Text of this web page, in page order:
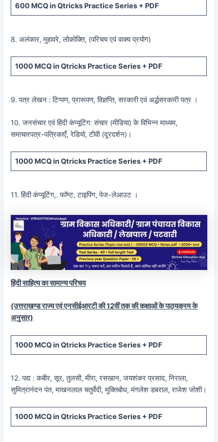
600 MCQ in Qtricks Practice Series + PDF
8. अलंकार, मुहावरे, लोकोक्ति, (परिचय एवं वाक्य प्रयोग)
1000 MCQin Qtricks Practice Series + PDF
9. पत्र लेखन : टिप्पण, प्रारूपण, विज्ञप्ति, सरकारी एवं अर्द्धसरकारी पत्र ।
10. जनसंचार एवं हिंदी कंप्यूटिंग: संचार (मीडिया) के विभिन्न माध्यम,
समाचारपत्र-पत्रिकाएँ, रेडियो, टीवी (दूरदर्शन)।
1000 MCQin Qtricks Practice Series + PDF
11. हिंदी कंप्यूटिंग,. फॉण्ट, टाइपिंग, पेज-लेआउट ।
हिंदी साहित्य का सामान्य परिचय
(उत्तराखण्ड राज्य एवं एनसीईआरटी की 12वीं तक की कक्षाओं के पाठ्यक्रम के
अनुसार)
1000 MCQin Qtricks Practice Series + PDF
12. पद्य : कबीर, सूर, तुलसी, मीरा, रसखान, जयशंकर प्रसाद, निराला,
सुमित्रानंदन पंत, माखनलाल चतुर्वेदी, मुक्तिबोध, मंगलेश डबराल, राजेश जोशी।
1000 MCQin Qtricks Practice Series + PDF